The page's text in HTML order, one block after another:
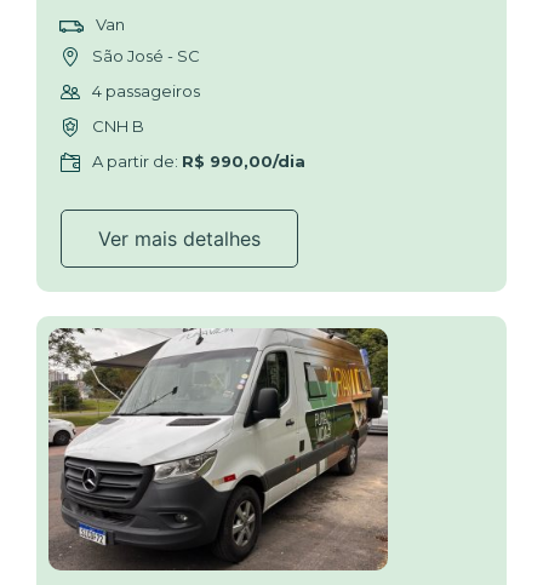
Van
São José - SC
4 passageiros
CNH B
A partir de: R$ 990,00/dia
Ver mais detalhes